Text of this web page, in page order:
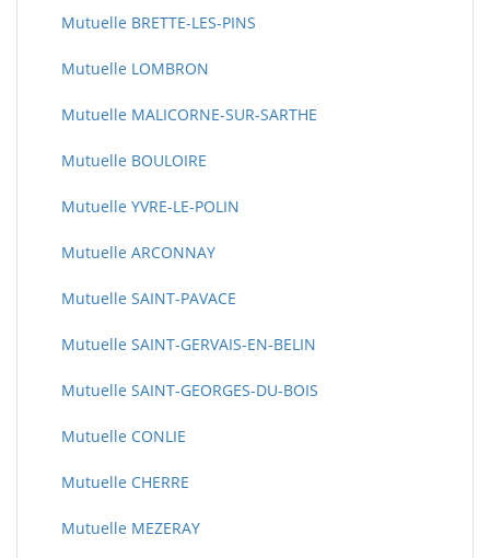
Mutuelle BRETTE-LES-PINS
Mutuelle LOMBRON
Mutuelle MALICORNE-SUR-SARTHE
Mutuelle BOULOIRE
Mutuelle YVRE-LE-POLIN
Mutuelle ARCONNAY
Mutuelle SAINT-PAVACE
Mutuelle SAINT-GERVAIS-EN-BELIN
Mutuelle SAINT-GEORGES-DU-BOIS
Mutuelle CONLIE
Mutuelle CHERRE
Mutuelle MEZERAY